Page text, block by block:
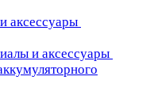
аксессуары
и аксессуары